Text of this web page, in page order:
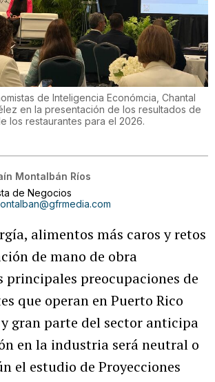
de Inteligencia Económcia, Chantal
en la presentación de los resultados de
los restaurantes para el 2026.
Montalbán Ríos
de Negocios
alimentos más caros y retos
de mano de obra
principales preocupaciones de
que operan en Puerto Rico
gran parte del sector anticipa
en la industria será neutral o
el estudio de Proyecciones